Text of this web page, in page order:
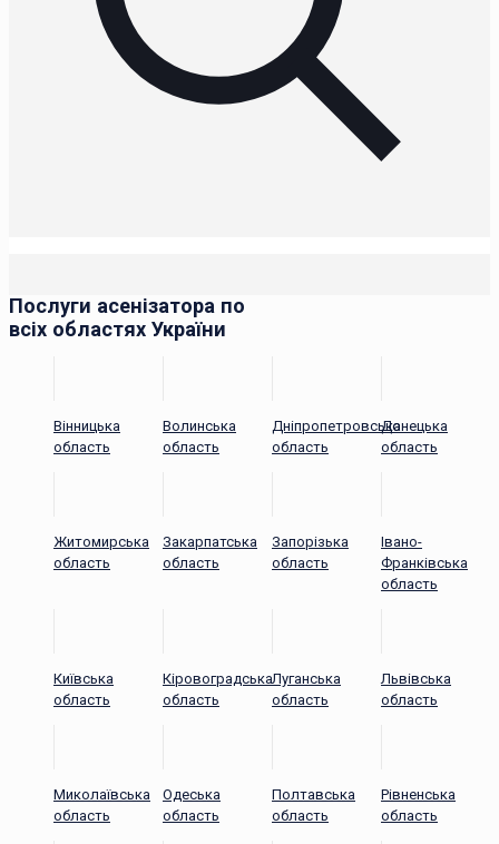
Послуги асенізатора по
всіх областях України
Вінницька
область
Волинська
область
Дніпропетровська
область
Донецька
область
Житомирська
область
Закарпатська
область
Запорізька
область
Івано-
Франківська
область
Київська
область
Кіровоградська
область
Луганська
область
Львівська
область
Миколаївська
область
Одеська
область
Полтавська
область
Рівненська
область